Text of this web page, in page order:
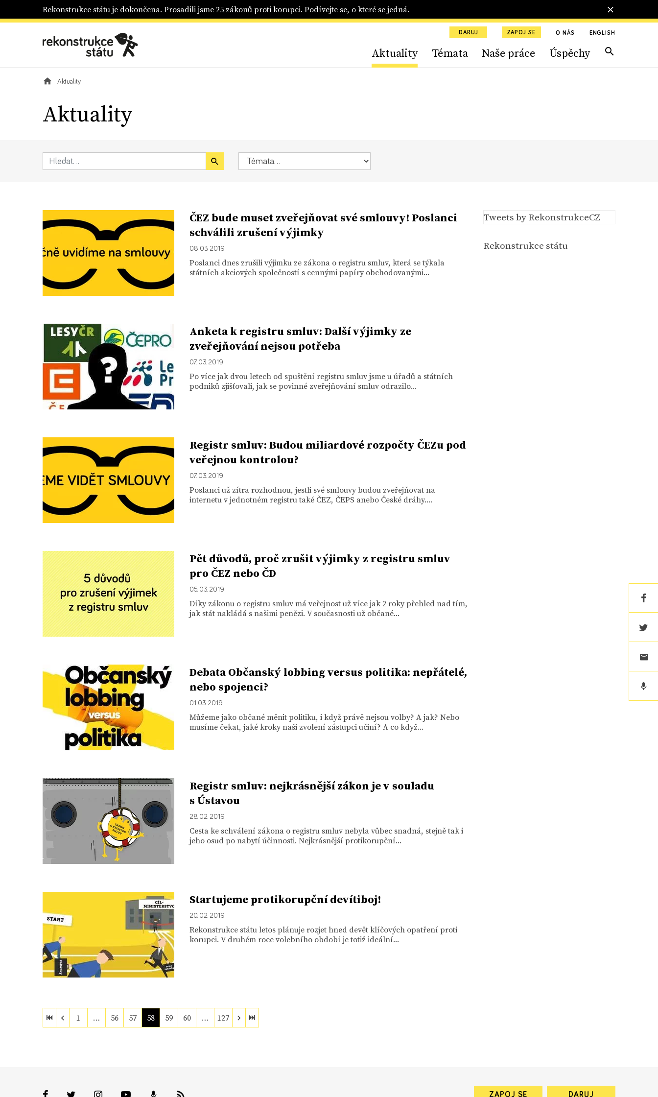
Rekonstrukce státu je dokončena. Prosadili jsme25 zákonůproti korupci. Podívejte se, o které se jedná.
DARUJ ZAPOJ SE O NÁS ENGLISH
Aktuality Témata Naše práce Úspěchy
Aktuality
Aktuality
ČEZ bude muset zveřejňovat své smlouvy! Poslanci
schválili zrušení výjimky
08. 03. 2019
Poslanci dnes zrušili výjimku ze zákona o registru smluv, která se týkala
státních akciových společností s cennými papíry obchodovanými...
Anketa k registru smluv: Další výjimky ze
zveřejňování nejsou potřeba
07. 03. 2019
Po více jak dvou letech od spuštění registru smluv jsme u úřadů a státních
podniků zjišťovali, jak se povinné zveřejňování smluv odrazilo...
Registr smluv: Budou miliardové rozpočty ČEZu pod
veřejnou kontrolou?
07. 03. 2019
Poslanci už zítra rozhodnou, jestli své smlouvy budou zveřejňovat na
internetu v jednotném registru také ČEZ, ČEPS anebo České dráhy....
Pět důvodů, proč zrušit výjimky z registru smluv
pro ČEZ nebo ČD
05. 03. 2019
Díky zákonu o registru smluv má veřejnost už více jak 2 roky přehled nad tím,
jak stát nakládá s našimi penězi. V současnosti už občané...
Debata Občanský lobbing versus politika: nepřátelé,
nebo spojenci?
01. 03. 2019
Můžeme jako občané měnit politiku, i když právě nejsou volby? A jak? Nebo
musíme čekat, jaké kroky naši zvolení zástupci učiní? A co když...
Registr smluv: nejkrásnější zákon je v souladu
s Ústavou
28. 02. 2019
Cesta ke schválení zákona o registru smluv nebyla vůbec snadná, stejně tak i
jeho osud po nabytí účinnosti. Nejkrásnější protikorupční...
Startujeme protikorupční devítiboj!
20. 02. 2019
Rekonstrukce státu letos plánuje rozjet hned devět klíčových opatření proti
korupci. V druhém roce volebního období je totiž ideální...
Tweets by RekonstrukceCZ
Rekonstrukce státu
1 … 56 57 58 59 60 … 127
ZAPOJ SE DARUJ